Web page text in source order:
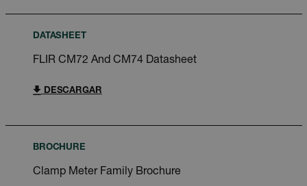
DATASHEET
FLIR CM72 And CM74 Datasheet
DESCARGAR
BROCHURE
Clamp Meter Family Brochure